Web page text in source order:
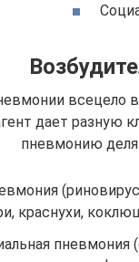
всецело
дает разную
пневмонию
краснухи,
пневмония